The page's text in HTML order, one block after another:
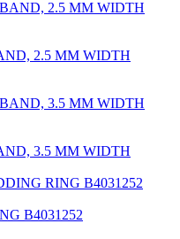
2.5 MM WIDTH
3.5 MM WIDTH
B4031252